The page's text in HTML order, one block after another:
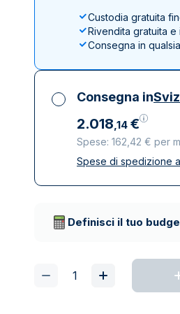
Custodia gratuita
Rivendita gratuita e
Consegna in
Consegna in
2.018,14 €
Spese: 162,42 € per
Tutte le tasse
Spese di spedizione
Definisci il tuo